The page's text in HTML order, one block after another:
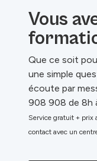
Vous
Que ce soit
une simple
écoute par
908 908 de 8h
Service gratuit + prix
contact avec un